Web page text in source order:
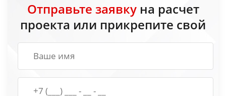
Отправьте заявкуна расчет
проекта или прикрепите свой